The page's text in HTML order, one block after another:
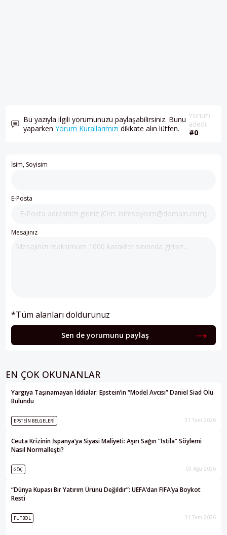
Bu yazıyla ilgili yorumunuzu paylaşabilirsiniz. Bunu
yaparkenYorum Kurallarımızı dikkate alın lütfen.
Yorum
adedi
#0
İsim, Soyisim
E-Posta
Mesajınız
*Tüm alanları doldurunuz
Sen de yorumunu paylaş
EN ÇOK OKUNANLAR
Yargıya Taşınamayan İddialar: Epstein’in “Model Avcısı” Daniel Siad Ölü
Bulundu
EPSTEIN BELGELERI 31 Tem 2026
Ceuta Krizinin İspanya’ya Siyasi Maliyeti: Aşırı Sağın “İstila” Söylemi
Nasıl Normalleşti?
GÖÇ 03 Ağu 2026
“Dünya Kupası Bir Yatırım Ürünü Değildir”: UEFA’dan FIFA’ya Boykot
Resti
FUTBOL 31 Tem 2026